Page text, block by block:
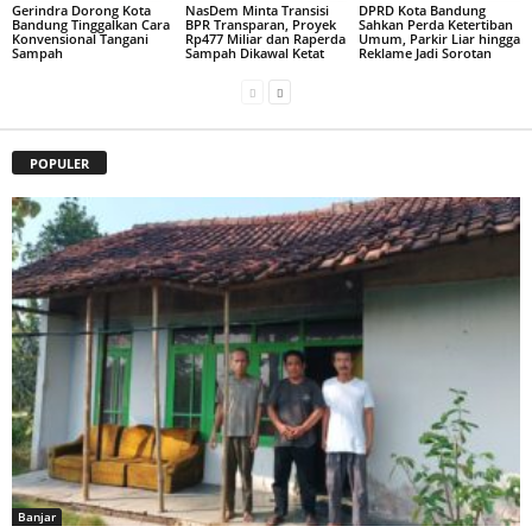
Gerindra Dorong Kota
Bandung Tinggalkan Cara
Konvensional Tangani
Sampah
NasDem Minta Transisi
BPR Transparan, Proyek
Rp477 Miliar dan Raperda
Sampah Dikawal Ketat
DPRD Kota Bandung
Sahkan Perda Ketertiban
Umum, Parkir Liar hingga
Reklame Jadi Sorotan
POPULER
Banjar